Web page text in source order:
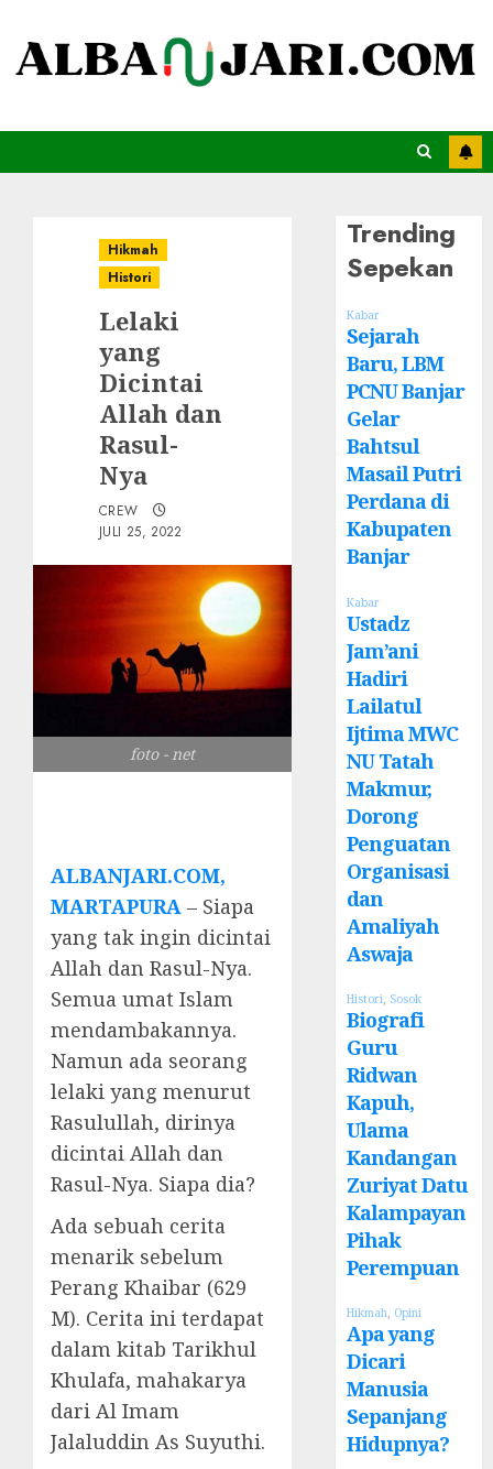
Hikmah
Histori
Lelaki
yang
Dicintai
Allah dan
Rasul-
Nya
CREW
JULI 25, 2022
foto - net
ALBANJARI.COM,
MARTAPURA – Siapa
yang tak ingin dicintai
Allah dan Rasul-Nya.
Semua umat Islam
mendambakannya.
Namun ada seorang
lelaki yang menurut
Rasulullah, dirinya
dicintai Allah dan
Rasul-Nya. Siapa dia?
Ada sebuah cerita
menarik sebelum
Perang Khaibar (629
M). Cerita ini terdapat
dalam kitab Tarikhul
Khulafa, mahakarya
dari Al Imam
Jalaluddin As Suyuthi.
Trending
Sepekan
Kabar
Sejarah
Baru, LBM
PCNU Banjar
Gelar
Bahtsul
Masail Putri
Perdana di
Kabupaten
Banjar
Kabar
Ustadz
Jam’ani
Hadiri
Lailatul
Ijtima MWC
NU Tatah
Makmur,
Dorong
Penguatan
Organisasi
dan
Amaliyah
Aswaja
Histori Sosok
Biografi
Guru
Ridwan
Kapuh,
Ulama
Kandangan
Zuriyat Datu
Kalampayan
Pihak
Perempuan
Hikmah, Opini
Apa yang
Dicari
Manusia
Sepanjang
Hidupnya?